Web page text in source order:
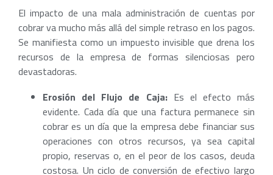
El impacto de una mala administración de cuentas por
cobrar va mucho más allá del simple retraso en los pagos.
Se manifiesta como un impuesto invisible que drena los
recursos de la empresa de formas silenciosas pero
devastadoras.
Erosión del Flujo de Caja:Es el efecto más
evidente. Cada día que una factura permanece sin
cobrar es un día que la empresa debe financiar sus
operaciones con otros recursos, ya sea capital
propio, reservas o, en el peor de los casos, deuda
costosa. Un ciclo de conversión de efectivo largo